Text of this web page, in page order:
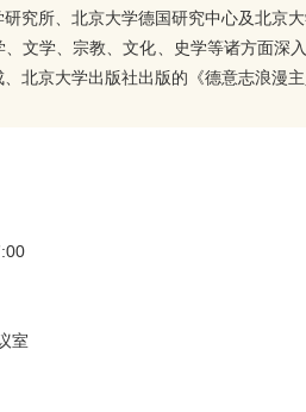
究所、北京大学德国研究中心及北京
文学、宗教、文化、史学等诸方面深
北京大学出版社出版的《德意志浪漫
室